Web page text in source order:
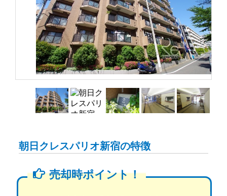
朝日クレスパリオ新宿の特徴
売却時ポイント！